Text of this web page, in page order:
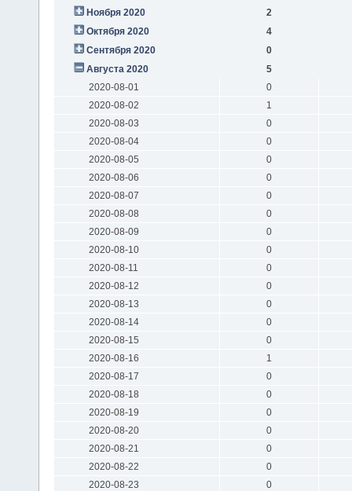
Ноября 2020
2
Октября 2020
4
Сентября 2020
0
Августа 2020
5
2020-08-01
0
2020-08-02
1
2020-08-03
0
2020-08-04
0
2020-08-05
0
2020-08-06
0
2020-08-07
0
2020-08-08
0
2020-08-09
0
2020-08-10
0
2020-08-11
0
2020-08-12
0
2020-08-13
0
2020-08-14
0
2020-08-15
0
2020-08-16
1
2020-08-17
0
2020-08-18
0
2020-08-19
0
2020-08-20
0
2020-08-21
0
2020-08-22
0
2020-08-23
0